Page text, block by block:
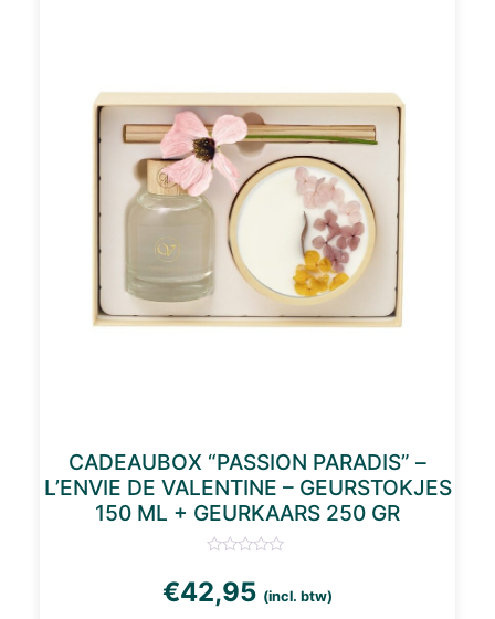
CADEAUBOX “PASSION PARADIS” –
L’ENVIE DE VALENTINE – GEURSTOKJES
150 ML + GEURKAARS 250 GR
€42,95 (incl. btw)